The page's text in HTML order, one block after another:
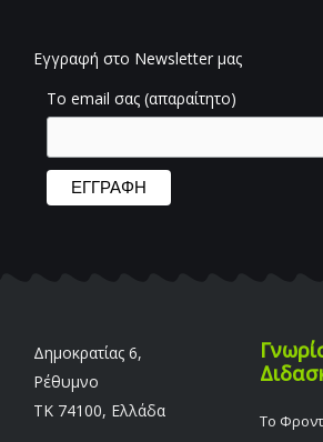
Εγγραφή στο Newsletter μας
Το email σας (απαραίτητο)
Δημοκρατίας 6,
Ρέθυμνο
TK 74100, Ελλάδα
Το